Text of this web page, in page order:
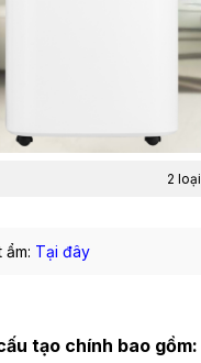
2
ẩm: Tại đây
tạo chính bao gồm: